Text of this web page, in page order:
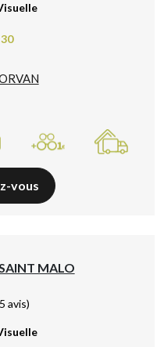
vous
MALO
avis)